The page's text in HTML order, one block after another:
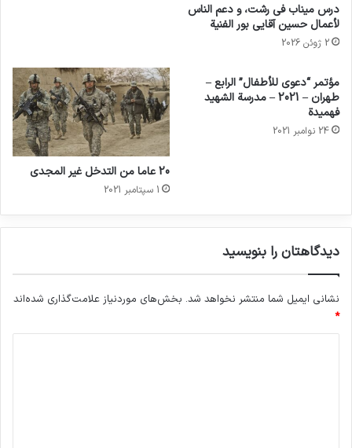
درس ميناب في رشت، و دعم الناس
لأعمال حسين آقايي بور الفنية
2 ژوئن 2026
مؤتمر “دعوى للأطفال” الرابع –
طهران – 2021 – مدرسة الشهيد
فهميدة
24 نوامبر 2021
20 عاما من التدخل غير المجدي
1 سپتامبر 2021
دیدگاهتان را بنویسید
نشانی ایمیل شما منتشر نخواهد شد. بخش‌های موردنیاز علامت‌گذاری شده‌اند
*